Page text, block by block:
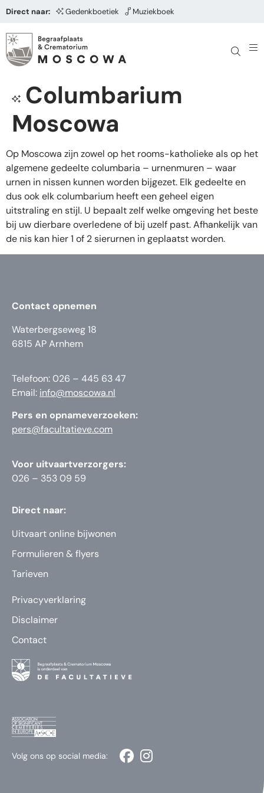
Direct naar: Gedenkboetiek Muziekboek
Columbarium
Moscowa
Op Moscowa zijn zowel op het rooms-katholieke als op het
algemene gedeelte columbaria – urnenmuren – waar
urnen in nissen kunnen worden bijgezet. Elk gedeelte en
dus ook elk columbarium heeft een geheel eigen
uitstraling en stijl. U bepaalt zelf welke omgeving het beste
bij uw dierbare overledene of bij uzelf past. Afhankelijk van
de nis kan hier 1 of 2 sierurnen in geplaatst worden.
Contact opnemen
Waterbergseweg 18
6815 AP Arnhem
Telefoon: 026 – 445 63 47
Email: info@moscowa.nl
Pers en opnameverzoeken:
pers@facultatieve.com
Voor uitvaartverzorgers:
026 – 353 09 59
Direct naar:
Uitvaart online bijwonen
Formulieren & flyers
Tarieven
Privacyverklaring
Disclaimer
Contact
Volg ons op social media: